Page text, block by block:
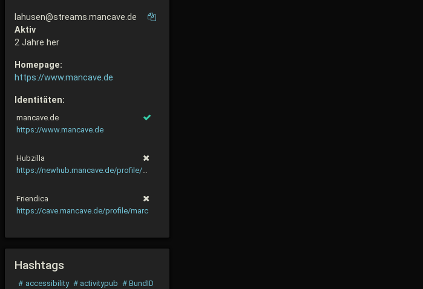
lahusen@streams.mancave.de
Aktiv
2 Jahre her
Homepage:
https://www.mancave.de
Identitäten:
mancave.de
https://www.mancave.de
Hubzilla
https://newhub.mancave.de/profile/marc
Friendica
https://cave.mancave.de/profile/marc
Hashtags
# accessibility # activitypub # BundID